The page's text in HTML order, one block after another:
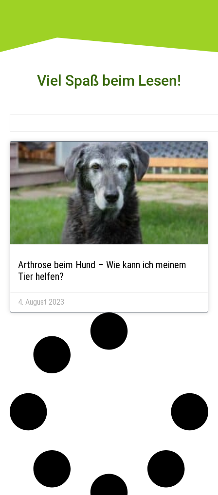
Viel Spaß beim Lesen!
Arthrose beim Hund – Wie kann ich meinem
Tier helfen?
4. August 2023